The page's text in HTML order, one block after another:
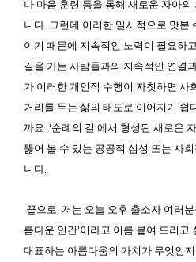
나 마음 훈련 등을 통해 새로운 자아
니다. 그런데 이러한 일시적으로 맛본
이기 때문에 지속적인 노력이 필요하
길을 가는 사람들과의 지속적인 연결
가 이러한 개인적 수행이 자칫하면
거리를 두는 삶의 태도로 이어지기 쉽
까요. ‘순례의 길’에서 형성된 새로운
뚫어 볼 수 있는 공공적 심성 또는 사
니다.
끝으로, 저는 오늘 오후 출소자 여러
름다운 인간’이라고 이름 붙여 드리
대표하는 아름다움의 가치가 무엇인